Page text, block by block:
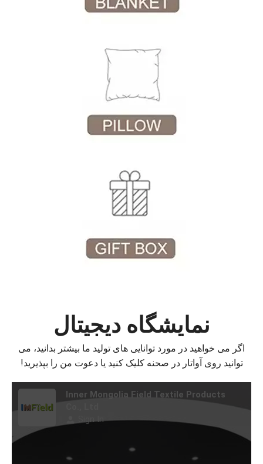
نمایشگاه دیجیتال
اگر می خواهید در مورد توانایی های تولید ما بیشتر بدانید، می
توانید روی آواتار در صحنه کلیک کنید یا دعوت من را بپذیرید!